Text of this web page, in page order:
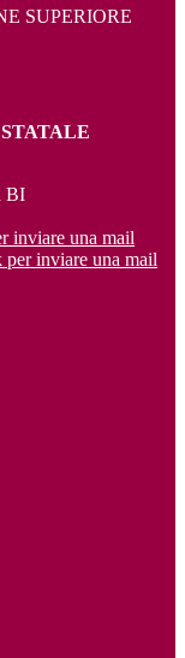
SUPERIORE
BI
inviare una mail
inviare una mail